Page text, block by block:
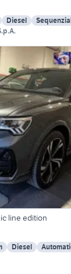
Diesel
line edition
Diesel